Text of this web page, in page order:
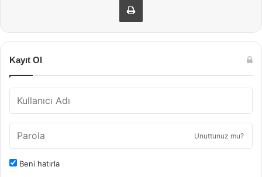
Kayıt Ol
Unuttunuz mu?
Beni hatırla